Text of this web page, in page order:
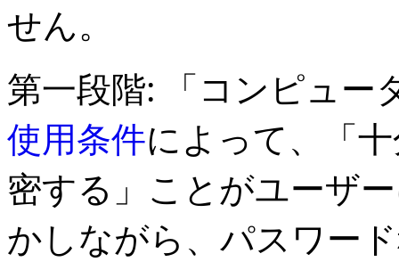
せん。
第一段階: 「コンピュー
使用条件によって、「
密する」ことがユーザ
かしながら、パスワー